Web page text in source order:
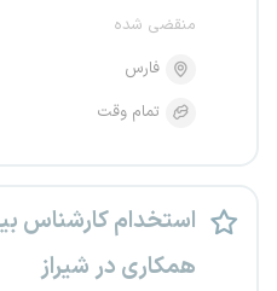
منقضی شده
فارس
تمام وقت
استخدام کارشناس
همکاری در شیراز